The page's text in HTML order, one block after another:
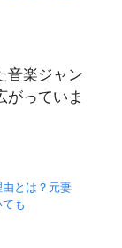
音楽ジャン
がっていま
とは？元妻
も